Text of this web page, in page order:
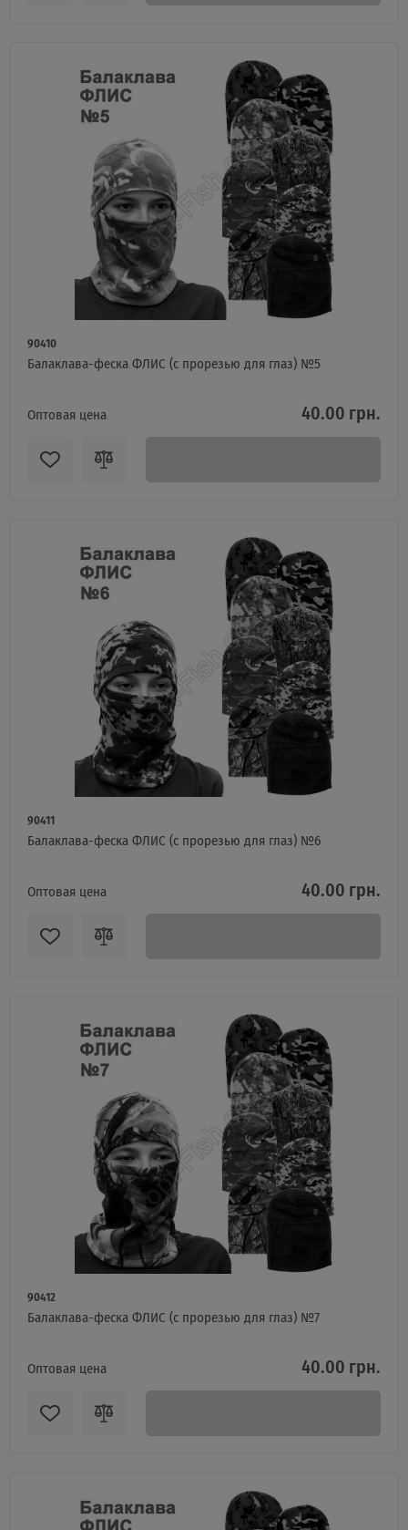
90410
Балаклава-феска ФЛИС (с прорезью для глаз) №5
Оптовая цена 40.00 грн.
90411
Балаклава-феска ФЛИС (с прорезью для глаз) №6
Оптовая цена 40.00 грн.
90412
Балаклава-феска ФЛИС (с прорезью для глаз) №7
Оптовая цена 40.00 грн.